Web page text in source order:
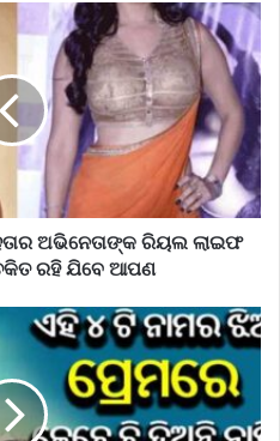
ଅଭିନେତାଙ୍କ ରିୟଲ ଲାଇଫ
ରହି ଯିବେ ଆପଣ